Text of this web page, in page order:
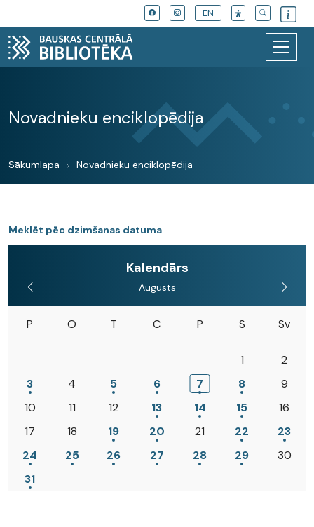
EN
Novadnieku enciklopēdija
Sākumlapa Novadnieku enciklopēdija
Meklēt pēc dzimšanas datuma
Kalendārs
Augusts
P O T C P S Sv
1
2
3
4 5 6 7 8
9
10
11 12 13 14 15
16
17
18 19 20 21 22
23
24
25 26 27 28 29
30
31